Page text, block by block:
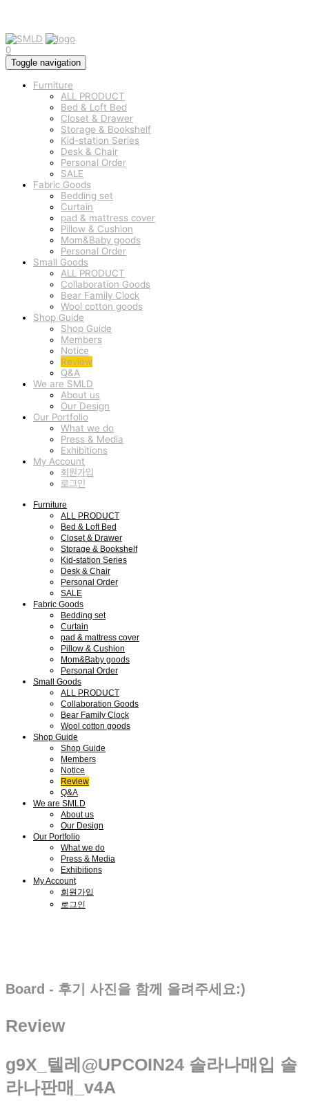
0
Toggle navigation
Furniture
ALL PRODUCT
Bed & Loft Bed
Closet & Drawer
Storage & Bookshelf
Kid-station Series
Desk & Chair
Personal Order
SALE
Fabric Goods
Bedding set
Curtain
pad & mattress cover
Pillow & Cushion
Mom&Baby goods
Personal Order
Small Goods
ALL PRODUCT
Collaboration Goods
Bear Family Clock
Wool cotton goods
Shop Guide
Shop Guide
Members
Notice
Review
Q&A
We are SMLD
About us
Our Design
Our Portfolio
What we do
Press & Media
Exhibitions
My Account
회원가입
로그인
Furniture
ALL PRODUCT
Bed & Loft Bed
Closet & Drawer
Storage & Bookshelf
Kid-station Series
Desk & Chair
Personal Order
SALE
Fabric Goods
Bedding set
Curtain
pad & mattress cover
Pillow & Cushion
Mom&Baby goods
Personal Order
Small Goods
ALL PRODUCT
Collaboration Goods
Bear Family Clock
Wool cotton goods
Shop Guide
Shop Guide
Members
Notice
Review
Q&A
We are SMLD
About us
Our Design
Our Portfolio
What we do
Press & Media
Exhibitions
My Account
회원가입
로그인
Board - 후기 사진을 함께 올려주세요:)
Review
g9X_텔레@UPCOIN24 솔라나매입 솔
라나판매_v4A